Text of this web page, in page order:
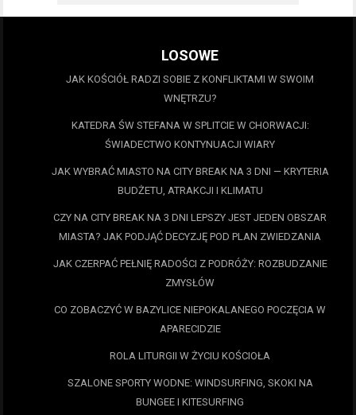
LOSOWE
JAK KOŚCIÓŁ RADZI SOBIE Z KONFLIKTAMI W SWOIM
WNĘTRZU?
KATEDRA ŚW STEFANA W SPLITCIE W CHORWACJI:
ŚWIADECTWO KONTYNUACJI WIARY
JAK WYBRAĆ MIASTO NA CITY BREAK NA 3 DNI — KRYTERIA
BUDŻETU, ATRAKCJI I KLIMATU
CZY NA CITY BREAK NA 3 DNI LEPSZY JEST JEDEN OBSZAR
MIASTA? JAK PODJĄĆ DECYZJĘ POD PLAN ZWIEDZANIA
JAK CZERPAĆ PEŁNIĘ RADOŚCI Z PODRÓŻY: ROZBUDZANIE
ZMYSŁÓW
CO ZOBACZYĆ W BAZYLICE NIEPOKALANEGO POCZĘCIA W
APARECIDZIE
ROLA LITURGII W ŻYCIU KOŚCIOŁA
SZALONE SPORTY WODNE: WINDSURFING, SKOKI NA
BUNGEE I KITESURFING